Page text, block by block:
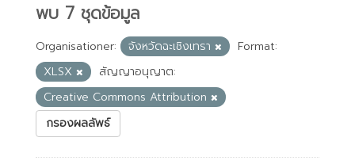
พบ 7 ชุดข้อมูล
Organisationer: จังหวัดฉะเชิงเทรา
Format:
XLSX
สัญญาอนุญาต:
Creative Commons Attribution
กรองผลลัพธ์